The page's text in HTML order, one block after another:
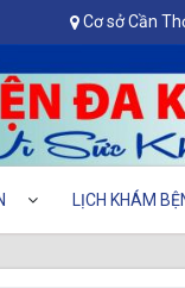
Cơ sở Cần
LỊCH KHÁM